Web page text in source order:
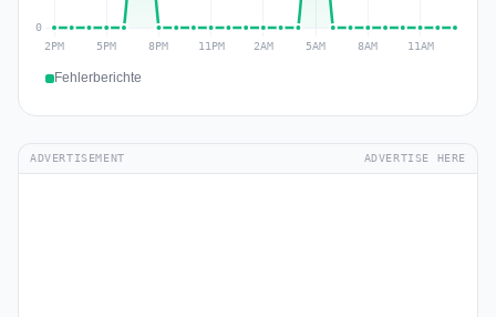
Fehlerberichte
ADVERTISEMENT ADVERTISE HERE